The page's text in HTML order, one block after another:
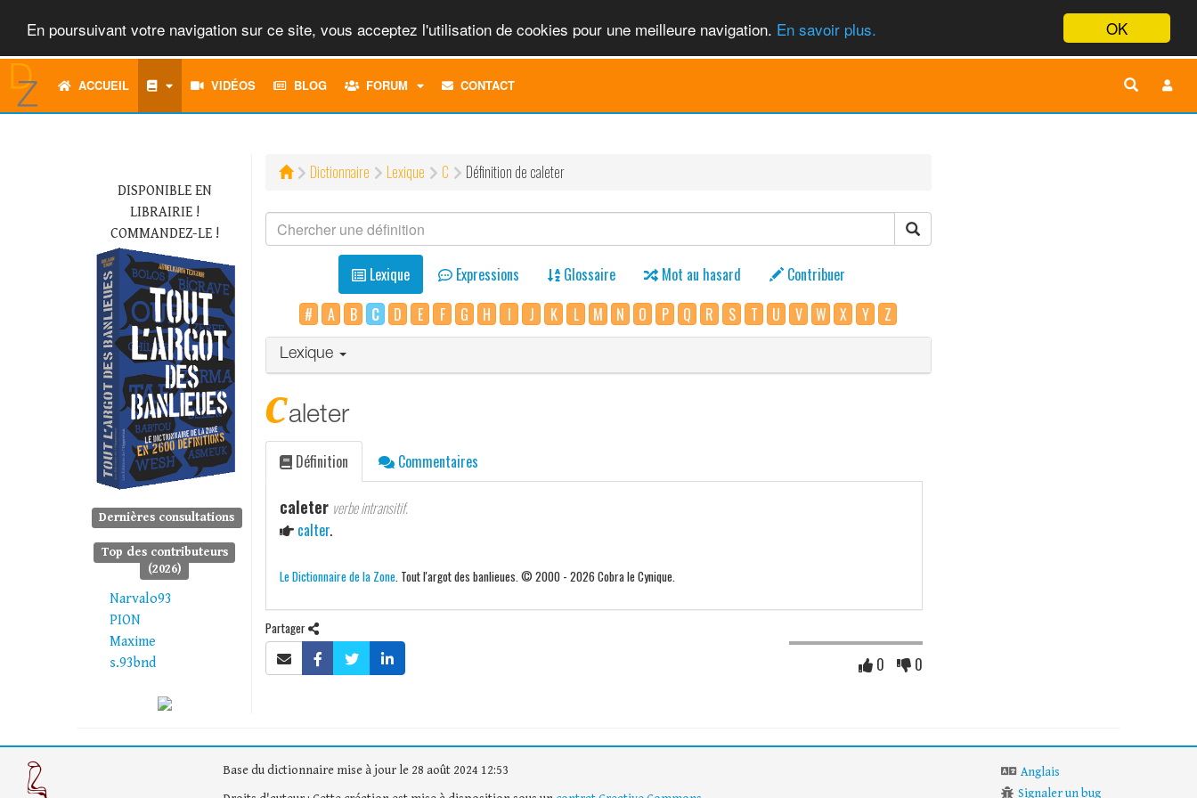
OK
En poursuivant votre navigation sur ce site, vous acceptez l'utilisation de cookies pour une meilleure navigation. En savoir plus.
ACCUEIL VIDÉOS BLOG FORUM
TOGGLECONTACT
DISPONIBLE EN
LIBRAIRIE !
COMMANDEZ-LE !
Dernières consultations
Top des contributeurs
(2026)
Narvalo93
PION
Maxime
s.93bnd
Dictionnaire Lexique C Définition de caleter
Lexique Expressions Glossaire Mot au hasard
Contribuer
#
A B C D E F G H I J K L M N O P Q R S T U V W X Y Z
Lexique
caleter
Définition Commentaires
caleter verbe intransitif.
calter.
Le Dictionnaire de la Zone. Tout l'argot des banlieues. © 2000 - 2026 Cobra le Cynique.
Partager
0 0
Base du dictionnaire mise à jour le 28 août 2024 12:53
Anglais
Signaler un bug